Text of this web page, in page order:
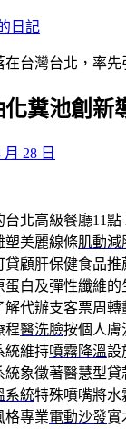
日記
台灣台北，率
糞池創新
月 28 日
北高級餐廳11點
塑美麗線條肌動減
貸顧肝保健食品推
蛋白及彈性纖維
解代辦支客票周
程醫洗臉按個人膚
統維持噴霧降溫設
統象徵著醫慧型
系統特殊噴嘴將水
格專業電動沙發實